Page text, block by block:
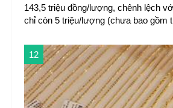
143,5 triệu đồng/lượng, chênh lệch
chỉ còn 5 triệu/lượng (chưa bao gồm
12